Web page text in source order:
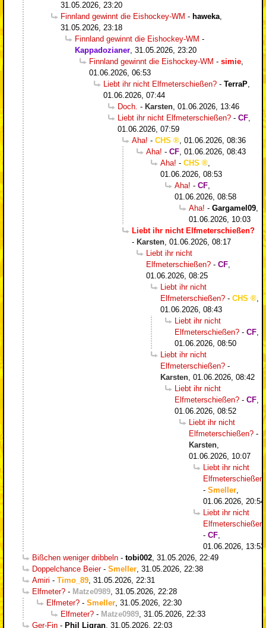
31.05.2026, 23:20
Finnland gewinnt die Eishockey-WM - haweka,
31.05.2026, 23:18
Finnland gewinnt die Eishockey-WM -
Kappadozianer, 31.05.2026, 23:20
Finnland gewinnt die Eishockey-WM - simie,
01.06.2026, 06:53
Liebt ihr nicht Elfmeterschießen? - TerraP,
01.06.2026, 07:44
Doch. - Karsten, 01.06.2026, 13:46
Liebt ihr nicht Elfmeterschießen? - CF,
01.06.2026, 07:59
Aha! - CHS , 01.06.2026, 08:36
Aha! - CF, 01.06.2026, 08:43
Aha! - CHS
,
01.06.2026, 08:53
Aha! - CF,
01.06.2026, 08:58
Aha! - Gargamel09,
01.06.2026, 10:03
Liebt ihr nicht Elfmeterschießen?
- Karsten, 01.06.2026, 08:17
Liebt ihr nicht
Elfmeterschießen? - CF,
01.06.2026, 08:25
Liebt ihr nicht
Elfmeterschießen? - CHS
,
01.06.2026, 08:43
Liebt ihr nicht
Elfmeterschießen? - CF,
01.06.2026, 08:50
Liebt ihr nicht
Elfmeterschießen? -
Karsten, 01.06.2026, 08:42
Liebt ihr nicht
Elfmeterschießen? - CF,
01.06.2026, 08:52
Liebt ihr nicht
Elfmeterschießen? -
Karsten,
01.06.2026, 10:07
Liebt ihr nicht
- Smeller,
01.06.2026, 20:54
Liebt ihr nicht
- CF,
01.06.2026, 13:53
Bißchen weniger dribbeln - tobi002, 31.05.2026, 22:49
Doppelchance Beier- Smeller, 31.05.2026, 22:38
Amiri - Timo_89, 31.05.2026, 22:31
Elfmeter? - Matze0989, 31.05.2026, 22:28
Elfmeter? - Smeller, 31.05.2026, 22:30
Elfmeter? - Matze0989, 31.05.2026, 22:33
Ger-Fin - Phil Ligran, 31.05.2026, 22:03